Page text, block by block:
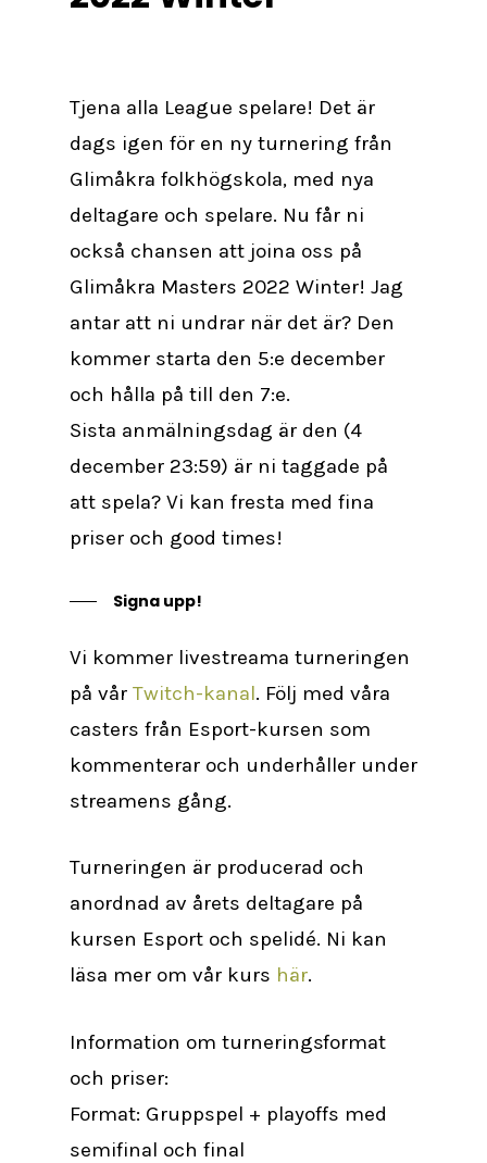
Tjena alla League spelare! Det är
dags igen för en ny turnering från
Glimåkra folkhögskola, med nya
deltagare och spelare. Nu får ni
också chansen att joina oss på
Glimåkra Masters 2022 Winter! Jag
antar att ni undrar när det är? Den
kommer starta den 5:e december
och hålla på till den 7:e.
Sista anmälningsdag är den (4
december 23:59) är ni taggade på
att spela? Vi kan fresta med fina
priser och good times!
Signa upp!
Vi kommer livestreama turneringen
på vår Twitch-kanal. Följ med våra
casters från Esport-kursen som
kommenterar och underhåller under
streamens gång.
Turneringen är producerad och
anordnad av årets deltagare på
kursen Esport och spelidé. Ni kan
läsa mer om vår kurs här.
Information om turneringsformat
och priser:
Format: Gruppspel + playoffs med
semifinal och final